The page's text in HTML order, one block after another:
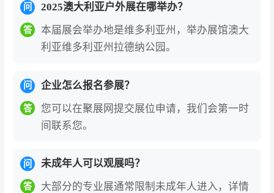
问 2025澳大利亚户外展在哪举办？
答
本届展会举办地是维多利亚州，举办展馆澳大
利亚维多利亚州拉德纳公园。
问 企业怎么报名参展？
答
您可以在聚展网提交展位申请，我们会第一时
间联系您。
问 未成年人可以观展吗？
答
大部分的专业展通常限制未成年人进入，详情